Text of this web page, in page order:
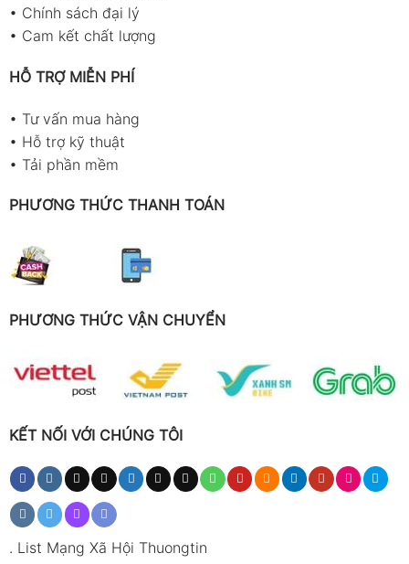
• Chính sách đại lý
• Cam kết chất lượng
HỖ TRỢ MIỄN PHÍ
• Tư vấn mua hàng
• Hỗ trợ kỹ thuật
• Tải phần mềm
PHƯƠNG THỨC THANH TOÁN
PHƯƠNG THỨC VẬN CHUYỂN
KẾT NỐI VỚI CHÚNG TÔI
. List Mạng Xã Hội Thuongtin